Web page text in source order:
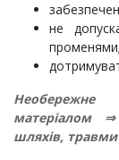
не
променями;
матеріалом ⇒
шляхів, травми